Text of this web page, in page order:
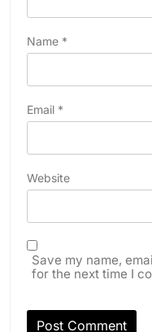
Name *
Email *
Website
Save my name,
for the next time I